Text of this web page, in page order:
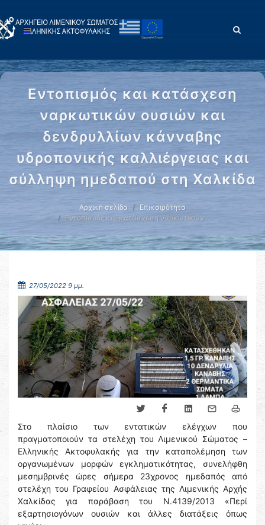
Εντοπισμός και κατάσχεση
ναρκωτικών ουσιών και
δενδρυλλίων κάνναβης
υδροπονικής καλλιέργειας και
σύλληψη ημεδαπού στη Χαλκίδα
Αρχική σελίδα
Επικαιρότητα
Εντοπισμός και κατάσχεση ναρκωτικών …
27/05/2022 9 μμ.
Στο πλαίσιο των εντατικών ελέγχων που
πραγματοποιούν τα στελέχη του Λιμενικού Σώματος –
Ελληνικής Ακτοφυλακής για την καταπολέμηση των
οργανωμένων μορφών εγκληματικότητας, συνελήφθη
μεσημβρινές ώρες σήμερα 23χρονος ημεδαπός από
στελέχη του Γραφείου Ασφάλειας της Λιμενικής Αρχής
Χαλκίδας για παράβαση του Ν.4139/2013 «Περί
εξαρτησιογόνων ουσιών και άλλες διατάξεις όπως